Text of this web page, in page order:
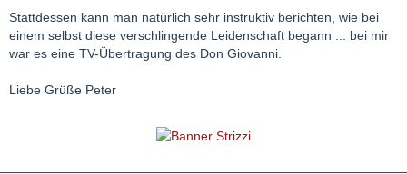
Stattdessen kann man natürlich sehr instruktiv berichten, wie bei
einem selbst diese verschlingende Leidenschaft begann ... bei mir
war es eine TV-Übertragung des Don Giovanni.
Liebe Grüße Peter